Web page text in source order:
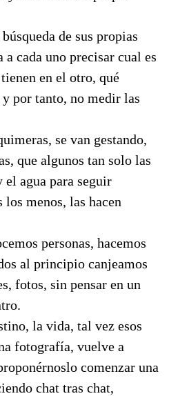
de sus propias
cada uno precisar cual es
en el otro, qué
por tanto, no medir las
se van gestando,
que algunos tan solo las
el agua para seguir
menos, las hacen
personas, hacemos
al principio canjeamos
fotos, sin pensar en un
la vida, tal vez esos
fotografía, vuelve a
comenzar una
chat tras chat,